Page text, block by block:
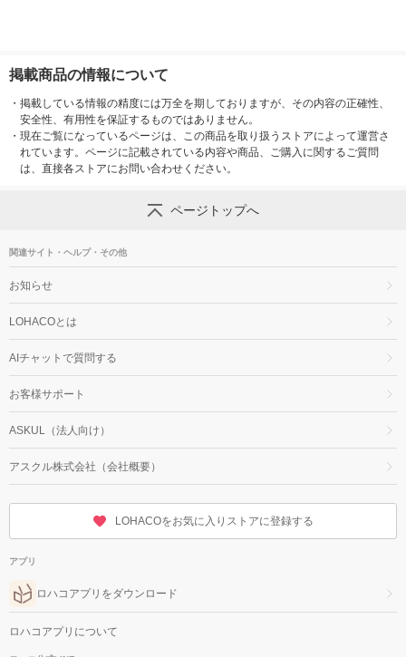
掲載商品の情報について
・ 掲載している情報の精度には万全を期しておりますが、その内容の正確性、
安全性、有用性を保証するものではありません。
・ 現在ご覧になっているページは、この商品を取り扱うストアによって運営さ
れています。ページに記載されている内容や商品、ご購入に関するご質問
は、直接各ストアにお問い合わせください。
ページトップへ
関連サイト・ヘルプ・その他
お知らせ
LOHACOとは
AIチャットで質問する
お客様サポート
ASKUL（法人向け）
アスクル株式会社（会社概要）
LOHACOをお気に入りストアに登録する
アプリ
ロハコアプリをダウンロード
ロハコアプリについて